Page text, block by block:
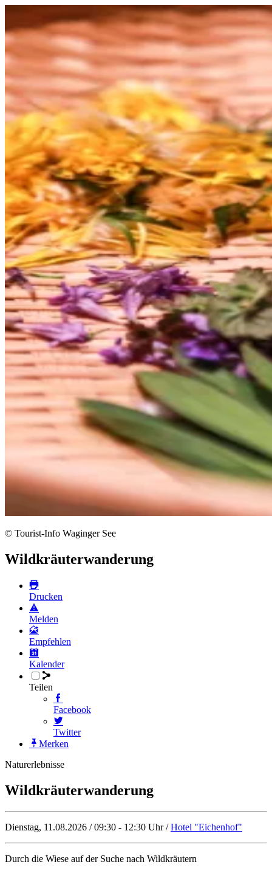
© Tourist-Info Waginger See
Wildkräuterwanderung
Drucken
Melden
Empfehlen
Kalender
Teilen
Facebook
Twitter
Merken
Naturerlebnisse
Wildkräuterwanderung
Dienstag, 11.08.2026 / 09:30 - 12:30 Uhr /Hotel "Eichenhof"
Durch die Wiese auf der Suche nach Wildkräutern